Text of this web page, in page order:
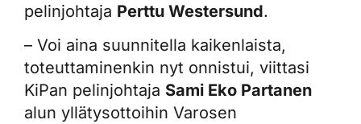
pelinjohtaja Perttu Westersund.
– Voi aina suunnitella kaikenlaista,
toteuttaminenkin nyt onnistui, viittasi
KiPan pelinjohtaja Sami Eko Partanen
alun yllätysottoihin Varosen